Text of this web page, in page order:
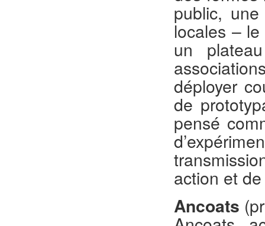
public,
locales –
un
déployer
de
pensé
action et
Ancoats